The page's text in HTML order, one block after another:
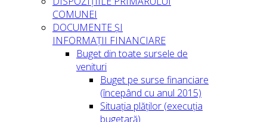
COMUNEI
DOCUMENTE ȘI
INFORMAȚII FINANCIARE
Buget din toate sursele de
venituri
Buget pe surse financiare
(începând cu anul 2015)
Situația plăților (execuția
bugetară)